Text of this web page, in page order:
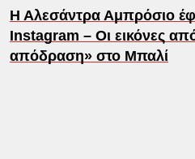
Η Αλεσάντρα Αμπρόσιο
Instagram – Οι εικόνες
απόδραση» στο Μπαλί